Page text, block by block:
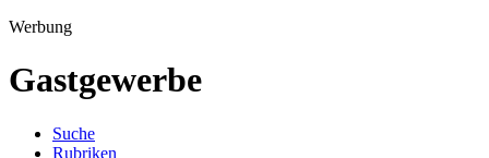
Werbung
Gastgewerbe
Suche
Rubriken